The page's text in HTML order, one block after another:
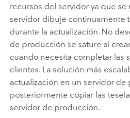
recursos del servidor ya que se
servidor dibuje continuamente
durante la actualización. No
de producción se sature al
cuando necesita completar las
clientes. La solución más
actualización en un servidor de
posteriormente copiar las
servidor de producción.